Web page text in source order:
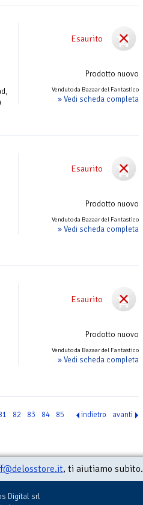
Esaurito
Prodotto nuovo
Venduto da Bazaar del Fantastico
» Vedi scheda completa
Esaurito
Prodotto nuovo
Venduto da Bazaar del Fantastico
» Vedi scheda completa
Esaurito
Prodotto nuovo
Venduto da Bazaar del Fantastico
» Vedi scheda completa
82 83 84 85 indietro avanti
, ti aiutiamo subito.
Digital srl